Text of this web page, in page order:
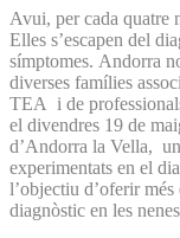
Avui, per cada quatre
Elles s’escapen del
símptomes. Andorra
diverses famílies
TEA i de
el divendres 19 de
d’Andorra la Vella,
experimentats en el
l’objectiu d’oferir
diagnòstic en les